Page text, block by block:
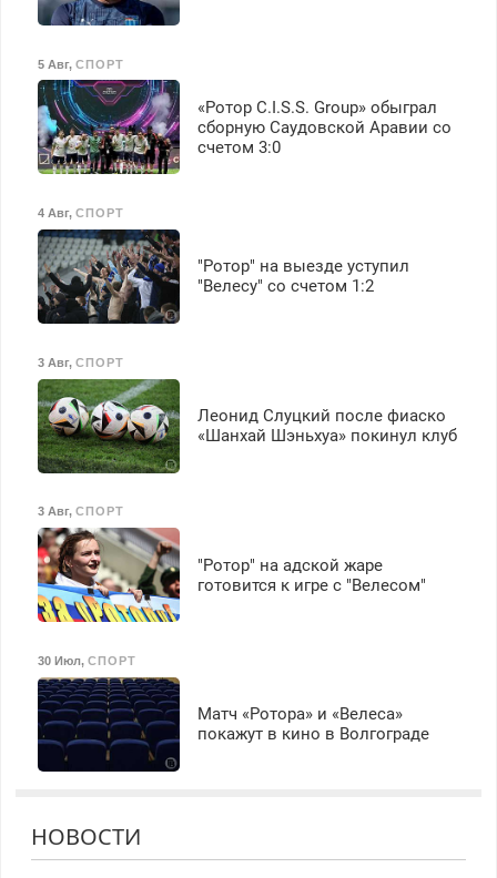
5 Авг, СПОРТ
«Ротор C.I.S.S. Group» обыграл
сборную Саудовской Аравии со
счетом 3:0
4 Авг, СПОРТ
"Ротор" на выезде уступил
"Велесу" со счетом 1:2
3 Авг, СПОРТ
Леонид Слуцкий после фиаско
«Шанхай Шэньхуа» покинул клуб
3 Авг, СПОРТ
"Ротор" на адской жаре
готовится к игре с "Велесом"
30 Июл, СПОРТ
Матч «Ротора» и «Велеса»
покажут в кино в Волгограде
НОВОСТИ